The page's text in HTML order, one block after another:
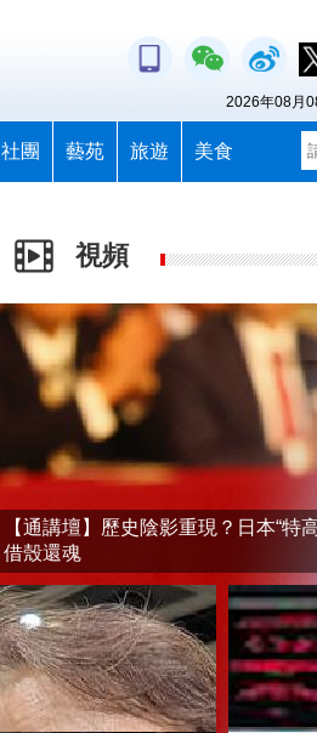
社團 藝苑 旅遊 美食
2026年08月
視頻
【通講壇】歷史陰影重現？日本“特
借殼還魂